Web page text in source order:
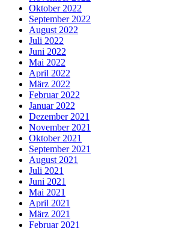
Oktober 2022
September 2022
August 2022
Juli 2022
Juni 2022
Mai 2022
April 2022
März 2022
Februar 2022
Januar 2022
Dezember 2021
November 2021
Oktober 2021
September 2021
August 2021
Juli 2021
Juni 2021
Mai 2021
April 2021
März 2021
Februar 2021